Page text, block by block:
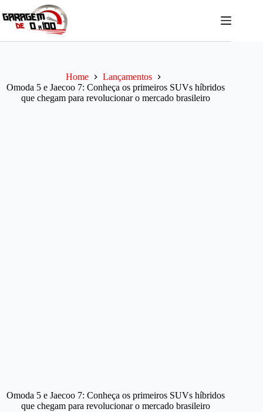
para
Home
Lançamentos
Omoda 5 e Jaecoo 7: Conheça os primeiros SUVs híbridos
que chegam para revolucionar o mercado brasileiro
Omoda 5 e Jaecoo 7: Conheça os primeiros SUVs híbridos
que chegam para revolucionar o mercado brasileiro